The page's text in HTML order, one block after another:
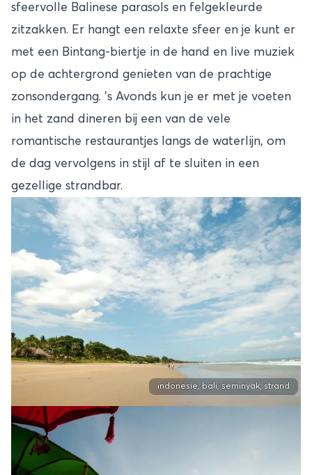
sfeervolle Balinese parasols en felgekleurde
zitzakken. Er hangt een relaxte sfeer en je kunt er
met een Bintang-biertje in de hand en live muziek
op de achtergrond genieten van de prachtige
zonsondergang. ’s Avonds kun je er met je voeten
in het zand dineren bij een van de vele
romantische restaurantjes langs de waterlijn, om
de dag vervolgens in stijl af te sluiten in een
gezellige strandbar.
indonesie, bali, seminyak, strand